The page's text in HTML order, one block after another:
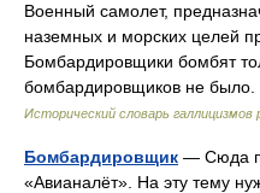
Военный самолет,
наземных и морских целей
Бомбардировщики бомбят
бомбардировщиков не
Исторический словарь галлицизмов
Бомбардировщик — Сюда
«Авианалёт». На эту тему